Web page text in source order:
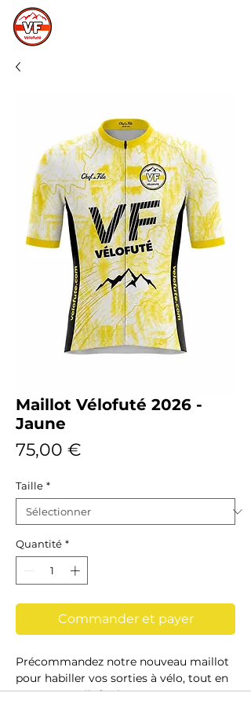
Maillot Vélofuté 2026 -
Jaune
75,00 €
Taille *
Quantité *
Commander et payer
Précommandez notre nouveau maillot
pour habiller vos sorties à vélo, tout en
soutenant Vélofuté.